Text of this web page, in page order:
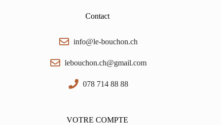
Contact
info@le-bouchon.ch
lebouchon.ch@gmail.com
078 714 88 88
VOTRE COMPTE